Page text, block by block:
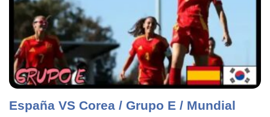
España VS Corea / Grupo E / Mundial